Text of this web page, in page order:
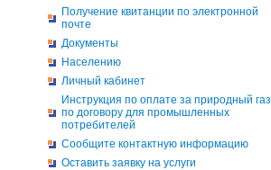
Получение квитанции по электронной
почте
Документы
Населению
Личный кабинет
Инструкция по оплате за природный газ
по договору для промышленных
потребителей
Сообщите контактную информацию
Оставить заявку на услуги